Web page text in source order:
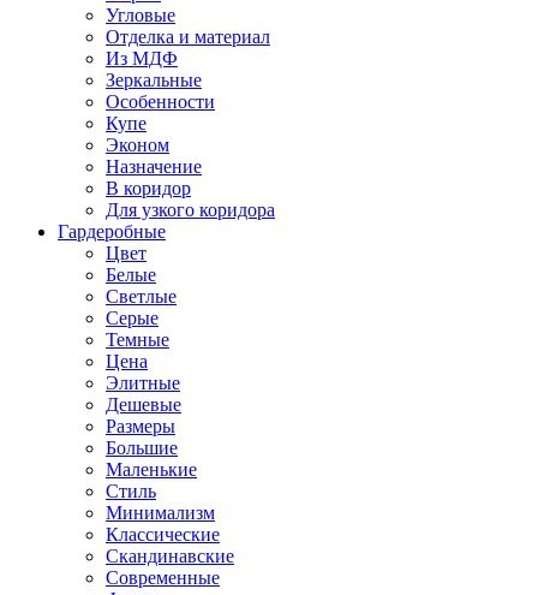
Угловые
Отделка и материал
Из МДФ
Зеркальные
Особенности
Купе
Эконом
Назначение
В коридор
Для узкого коридора
Гардеробные
Цвет
Белые
Светлые
Серые
Темные
Цена
Элитные
Дешевые
Размеры
Большие
Маленькие
Стиль
Минимализм
Классические
Скандинавские
Современные